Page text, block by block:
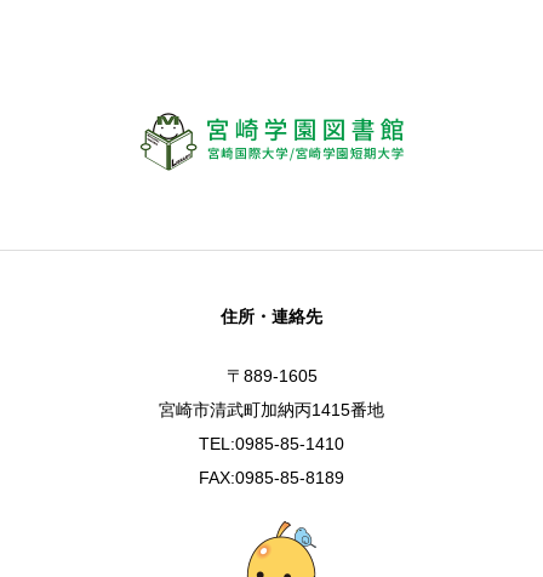
住所・連絡先
〒889-1605
宮崎市清武町加納丙1415番地
TEL:0985-85-1410
FAX:0985-85-8189